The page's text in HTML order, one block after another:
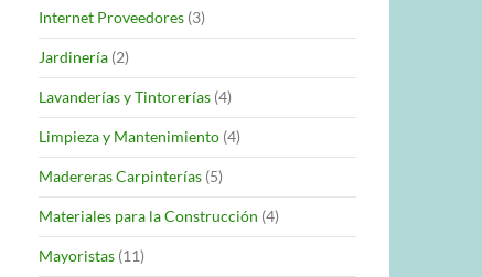
Internet Proveedores (3)
Jardinería (2)
Lavanderías y Tintorerías (4)
Limpieza y Mantenimiento (4)
Madereras Carpinterías (5)
Materiales para la Construcción (4)
Mayoristas (11)